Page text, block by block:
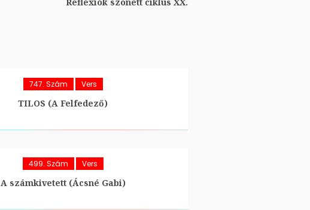
747. Szám Vers
TILOS (A Felfedező)
499. Szám Vers
A számkivetett (Ácsné Gabi)